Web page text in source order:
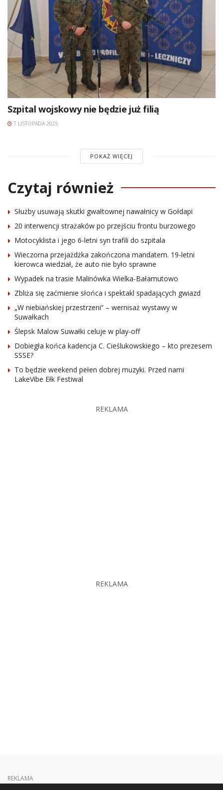
Szpital wojskowy nie będzie już filią
7 LISTOPADA 2025
POKAŻ WIĘCEJ
Czytaj również
Służby usuwają skutki gwałtownej nawałnicy w Gołdapi
20 interwencji strażaków po przejściu frontu burzowego
Motocyklista i jego 6-letni syn trafili do szpitala
Wieczorna przejażdżka zakończona mandatem. 19-letni
kierowca wiedział, że auto nie było sprawne
Wypadek na trasie Malinówka Wielka-Bałamutowo
Zbliża się zaćmienie słońca i spektakl spadających gwiazd
„W niebiańskiej przestrzeni” – wernisaż wystawy w
Suwałkach
Ślepsk Malow Suwałki celuje w play-off
Dobiegła końca kadencja C. Cieślukowskiego – kto prezesem
SSSE?
To będzie weekend pełen dobrej muzyki. Przed nami
LakeVibe Ełk Festiwal
REKLAMA
REKLAMA
REKLAMA